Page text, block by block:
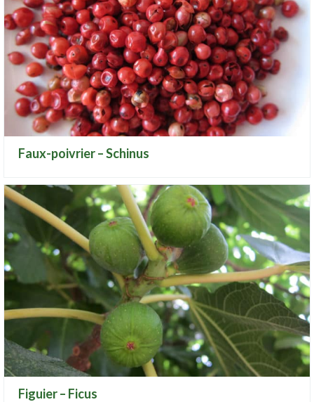
Faux-poivrier – Schinus
Figuier – Ficus